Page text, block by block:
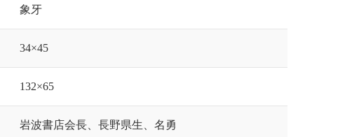
象牙
34×45
132×65
岩波書店会長、長野県生、名勇